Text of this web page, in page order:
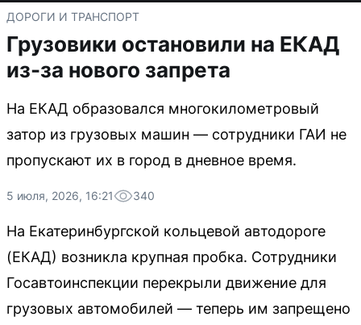
ДОРОГИ И ТРАНСПОРТ
Грузовики остановили на ЕКАД
из-за нового запрета
На ЕКАД образовался многокилометровый
затор из грузовых машин — сотрудники ГАИ не
пропускают их в город в дневное время.
5 июля, 2026, 16:21 340
На Екатеринбургской кольцевой автодороге
(ЕКАД) возникла крупная пробка. Сотрудники
Госавтоинспекции перекрыли движение для
грузовых автомобилей — теперь им запрещено